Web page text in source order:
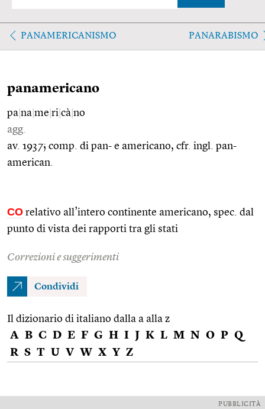
PANAMERICANISMO PANARABISMO
panamericano
pa na me ri cà no
agg.
av. 1937; comp. di pan- e americano, cfr. ingl. pan-
american.
CO relativo all’intero continente americano, spec. dal
punto di vista dei rapporti tra gli stati
Correzioni e suggerimenti
Condividi
Il dizionario di italiano dalla a alla z
A B C D E F G H I J K L M N O P Q
R S T U V W X Y Z
PUBBLICITÀ